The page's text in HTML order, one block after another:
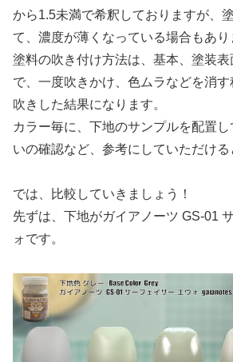
から1.5未満で希釈しておりますが、
て、濃度が薄くなっている場合もあり
塗料の吹き付け方法は、基本、塗装
で、一度吹きかけ、色ムラなどを消
吹きした結果になります。
カラー毎に、下地のサンプルを配置
いの確認など、参考にしていただける
では、比較していきましょう！
先ずは、下地がガイアノーツ GS-01
ォです。